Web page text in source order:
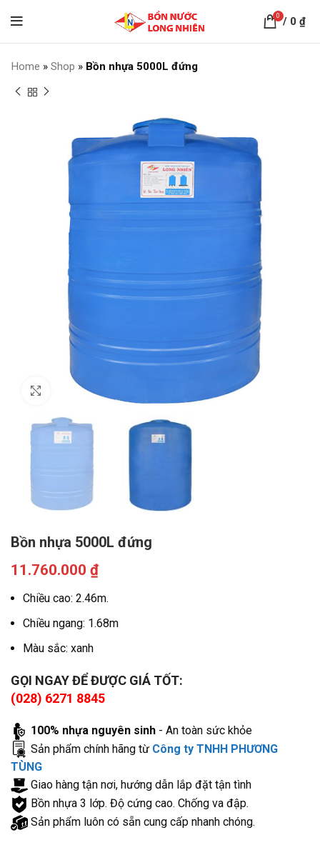
0 / 0₫
Home » Shop » Bồn nhựa 5000L đứng
Click to enlarge
Bồn nhựa 5000L đứng
11.760.000 ₫
Chiều cao: 2.46m.
Chiều ngang: 1.68m
Màu sắc: xanh
GỌI NGAY ĐỂ ĐƯỢC GIÁ TỐT:
(028) 6271 8845
100% nhựa nguyên sinh - An toàn sức khỏe
Sản phẩm chính hãng từ Công ty TNHH PHƯƠNG
TÙNG
Giao hàng tận nơi, hướng dẫn lắp đặt tận tình
Bồn nhựa 3 lớp. Độ cứng cao. Chống va đập.
Sản phẩm luôn có sẵn cung cấp nhanh chóng.